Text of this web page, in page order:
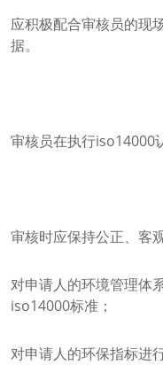
应积极配合审核员的现
据。
审核员在执行iso14000
审核时应保持公正、客
对申请人的环境管理体
iso14000标准；
对申请人的环保指标进